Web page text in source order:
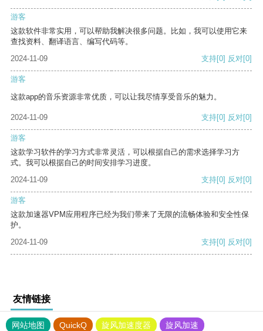
游客
这款软件非常实用，可以帮助我解决很多问题。比如，我可以使用它来
查找资料、翻译语言、编写代码等。
2024-11-09
支持[0] 反对[0]
游客
这款app的音乐资源非常优质，可以让我尽情享受音乐的魅力。
2024-11-09 支持[0] 反对[0]
游客
这款学习软件的学习方式非常灵活，可以根据自己的需求选择学习方
式。我可以根据自己的时间安排学习进度。
2024-11-09
支持[0] 反对[0]
游客
这款加速器VPM应用程序已经为我们带来了无限的流畅体验和安全性保
护。
2024-11-09
支持[0] 反对[0]
友情链接
网站地图 QuickQ 旋风加速度器 旋风加速